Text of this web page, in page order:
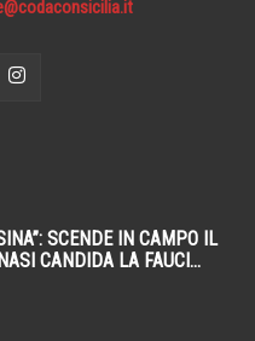
SCENDE IN CAMPO IL
CANDIDA LA FAUCI...